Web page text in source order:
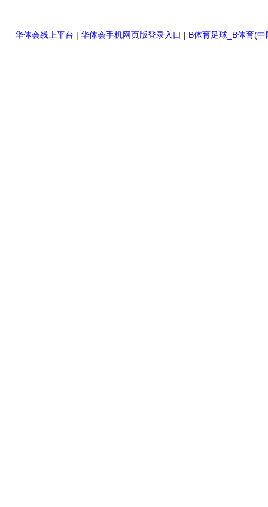
华体会线上平台 | 华体会手机网页版登录入口 | B体育足球_B体育(中